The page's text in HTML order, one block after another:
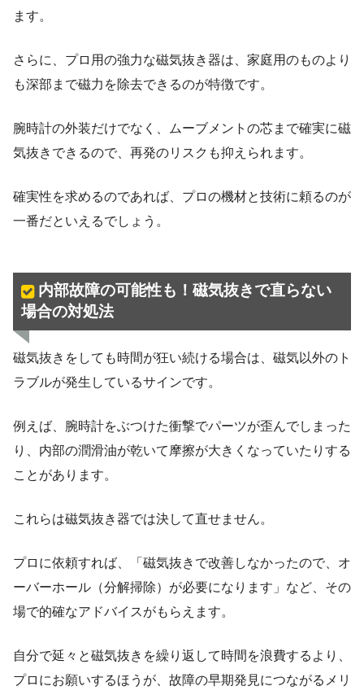
ます。
さらに、プロ用の強力な磁気抜き器は、家庭用のものより
も深部まで磁力を除去できるのが特徴です。
腕時計の外装だけでなく、ムーブメントの芯まで確実に磁
気抜きできるので、再発のリスクも抑えられます。
確実性を求めるのであれば、プロの機材と技術に頼るのが
一番だといえるでしょう。
内部故障の可能性も！磁気抜きで直らない
場合の対処法
磁気抜きをしても時間が狂い続ける場合は、磁気以外のト
ラブルが発生しているサインです。
例えば、腕時計をぶつけた衝撃でパーツが歪んでしまった
り、内部の潤滑油が乾いて摩擦が大きくなっていたりする
ことがあります。
これらは磁気抜き器では決して直せません。
プロに依頼すれば、「磁気抜きで改善しなかったので、オ
ーバーホール（分解掃除）が必要になります」など、その
場で的確なアドバイスがもらえます。
自分で延々と磁気抜きを繰り返して時間を浪費するより、
プロにお願いするほうが、故障の早期発見につながるメリ